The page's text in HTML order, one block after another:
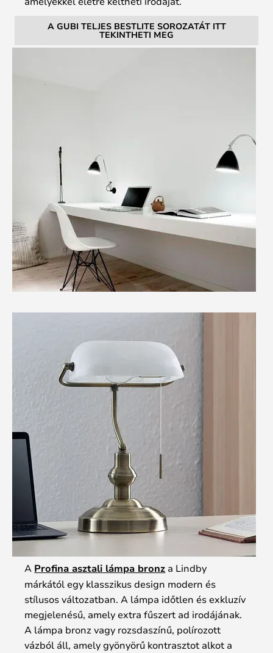
A GUBI TELJES BESTLITE SOROZATÁT ITT
TEKINTHETI MEG
A Profina asztali lámpa bronz a Lindby
márkától egy klasszikus design modern és
stílusos változatban. A lámpa időtlen és exkluzív
megjelenésű, amely extra fűszert ad irodájának.
A lámpa bronz vagy rozsdaszínű, polírozott
vázból áll, amely gyönyörű kontrasztot alkot a